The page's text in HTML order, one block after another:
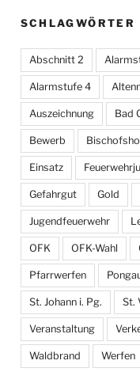
SCHLAGWÖRTER
Abschnitt 2
Alarmstufe 4
Auszeichnung Bad
Bewerb
Einsatz
Gefahrgut Gold
Jugendfeuerwehr
OFK OFK-Wahl
Pfarrwerfen
St. Johann i. Pg. St.
Veranstaltung
Waldbrand Werfen